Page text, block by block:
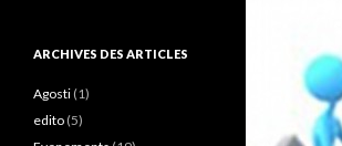
ARCHIVES DES ARTICLES
Agosti (1)
edito (5)